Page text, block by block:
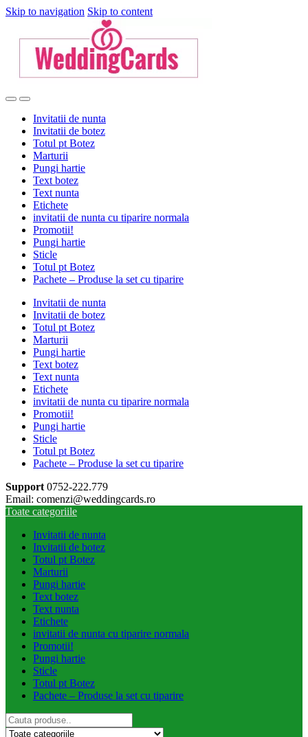
Skip to navigation Skip to content
Invitatii de nunta
Invitatii de botez
Totul pt Botez
Marturii
Pungi hartie
Text botez
Text nunta
Etichete
invitatii de nunta cu tiparire normala
Promotii!
Pungi hartie
Sticle
Totul pt Botez
Pachete – Produse la set cu tiparire
Invitatii de nunta
Invitatii de botez
Totul pt Botez
Marturii
Pungi hartie
Text botez
Text nunta
Etichete
invitatii de nunta cu tiparire normala
Promotii!
Pungi hartie
Sticle
Totul pt Botez
Pachete – Produse la set cu tiparire
Support 0752-222.779
Email: comenzi@weddingcards.ro
Toate categoriile
Invitatii de nunta
Invitatii de botez
Totul pt Botez
Marturii
Pungi hartie
Text botez
Text nunta
Etichete
invitatii de nunta cu tiparire normala
Promotii!
Pungi hartie
Sticle
Totul pt Botez
Pachete – Produse la set cu tiparire
Search
for: